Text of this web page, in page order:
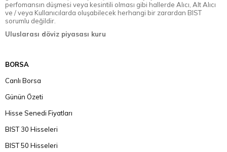
perfomansın düşmesi veya kesintili olması gibi hallerde Alıcı, Alt Alıcı
ve / veya Kullanıcılarda oluşabilecek herhangi bir zarardan BIST
sorumlu değildir.
Uluslarası döviz piyasası kuru
BORSA
Canlı Borsa
Günün Özeti
Hisse Senedi Fiyatları
BIST 30 Hisseleri
BIST 50 Hisseleri